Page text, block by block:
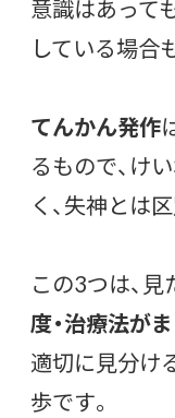
意識はあって
している場合
てんかん発作
るもので、け
く、失神とは
この3つは、
度・治療法が
適切に見分け
歩です。